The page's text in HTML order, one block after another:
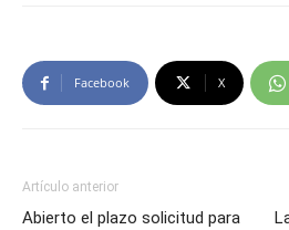
Facebook X
Artículo anterior
Abierto el plazo solicitud para